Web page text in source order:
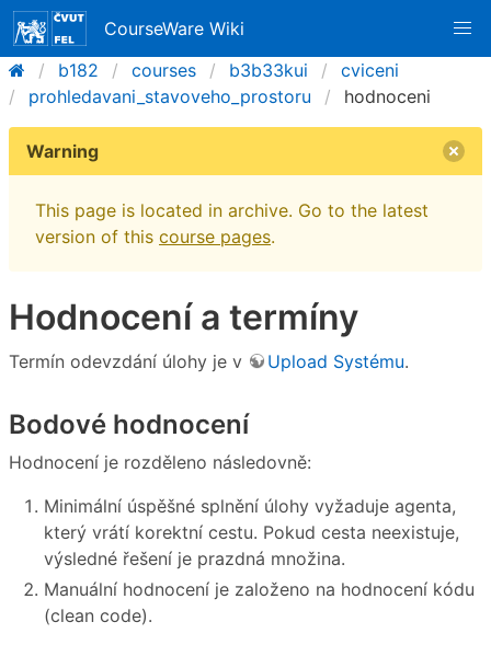
CourseWare Wiki
b182
courses b3b33kui
cviceni
prohledavani_stavoveho_prostoru
hodnoceni
Warning
This page is located in archive. Go to the latest
version of this course pages.
Hodnocení a termíny
Termín odevzdání úlohy je v Upload Systému.
Bodové hodnocení
Hodnocení je rozděleno následovně:
Minimální úspěšné splnění úlohy vyžaduje agenta,
který vrátí korektní cestu. Pokud cesta neexistuje,
výsledné řešení je prazdná množina.
Manuální hodnocení je založeno na hodnocení kódu
(clean code).